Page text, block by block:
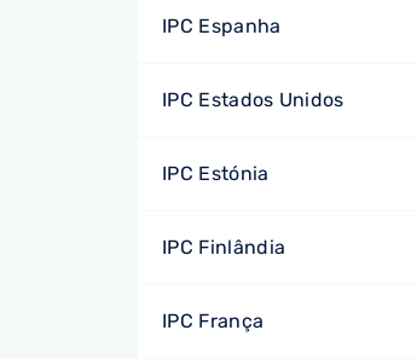
IPC Espanha
IPC Estados Unidos
IPC Estónia
IPC Finlândia
IPC França